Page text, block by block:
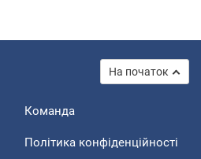
На початок
Команда
Політика конфіденційності